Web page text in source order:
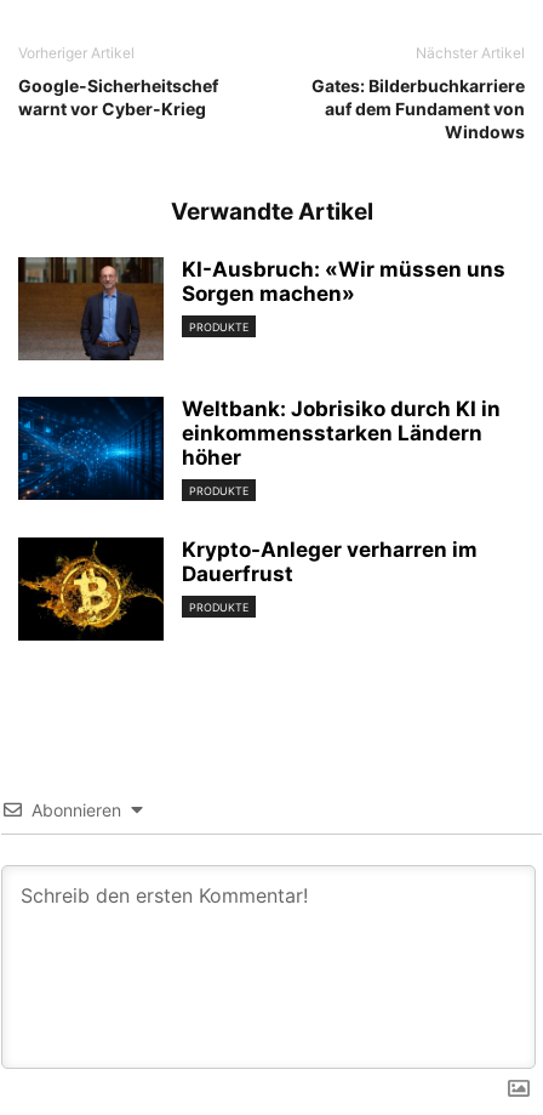
Vorheriger Artikel
Google-Sicherheitschef
warnt vor Cyber-Krieg
Nächster Artikel
Gates: Bilderbuchkarriere
auf dem Fundament von
Windows
Verwandte Artikel
KI-Ausbruch: «Wir müssen uns
Sorgen machen»
PRODUKTE
Weltbank: Jobrisiko durch KI in
einkommensstarken Ländern
höher
PRODUKTE
Krypto-Anleger verharren im
Dauerfrust
PRODUKTE
Abonnieren